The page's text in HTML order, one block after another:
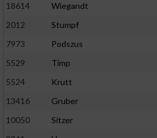
18614
Wiegandt
2012
Stumpf
7973
Podszus
5529
Timp
5524
Krutt
13416
Gruber
10050
Sitzer